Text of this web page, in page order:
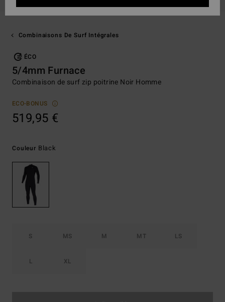
Combinaisons De Surf Intégrales
ÉCO
5/4mm Furnace
Combinaison de surf zip poitrine Noir Homme
ECO-BONUS
519,95 €
Couleur Black
S MS M MT LS
L XL